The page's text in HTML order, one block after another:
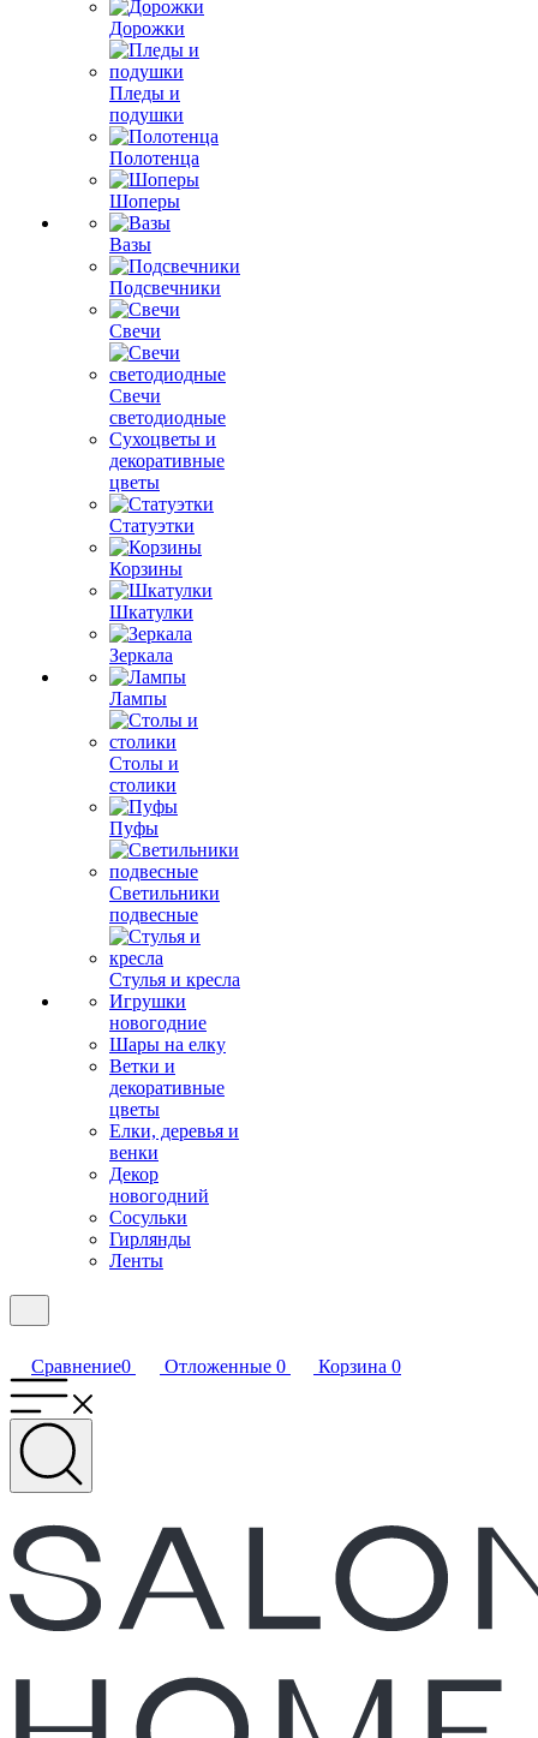
Дорожки
Пледы и
подушки
Полотенца
Шоперы
Вазы
Подсвечники
Свечи
Свечи
светодиодные
Сухоцветы и
декоративные
цветы
Статуэтки
Корзины
Шкатулки
Зеркала
Лампы
Столы и
столики
Пуфы
Светильники
подвесные
Стулья и кресла
Игрушки
новогодние
Шары на елку
Ветки и
декоративные
цветы
Елки, деревья и
венки
Декор
новогодний
Сосульки
Гирлянды
Ленты
Сравнение0 Отложенные 0 Корзина 0